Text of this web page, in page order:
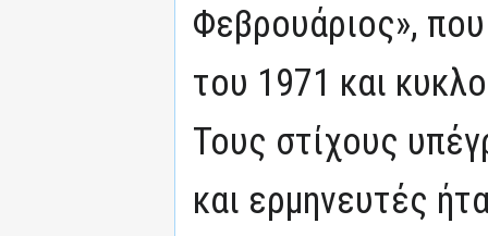
Φεβρουάριος»,
του 1971 και
Τους στίχους
και ερμηνευτές